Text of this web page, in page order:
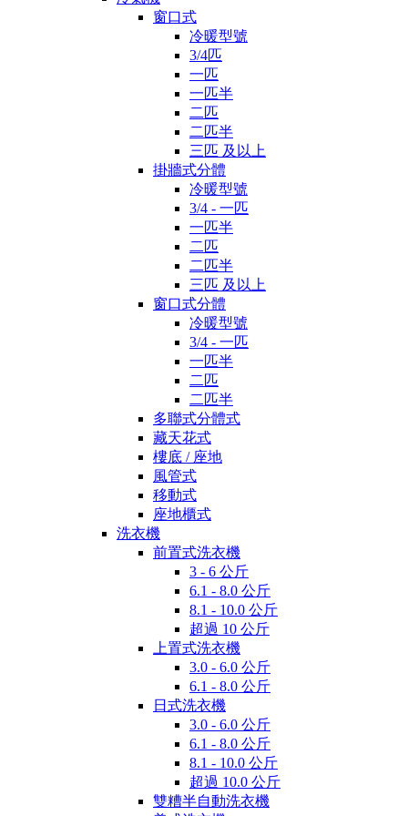
窗口式
冷暖型號
3/4匹
一匹
一匹半
二匹
二匹半
三匹 及以上
掛牆式分體
冷暖型號
3/4 - 一匹
一匹半
二匹
二匹半
三匹 及以上
窗口式分體
冷暖型號
3/4 - 一匹
一匹半
二匹
二匹半
多聯式分體式
藏天花式
樓底 / 座地
風管式
移動式
座地櫃式
洗衣機
前置式洗衣機
3 - 6 公斤
6.1 - 8.0 公斤
8.1 - 10.0 公斤
超過 10 公斤
上置式洗衣機
3.0 - 6.0 公斤
6.1 - 8.0 公斤
日式洗衣機
3.0 - 6.0 公斤
6.1 - 8.0 公斤
8.1 - 10.0 公斤
超過 10.0 公斤
雙糟半自動洗衣機